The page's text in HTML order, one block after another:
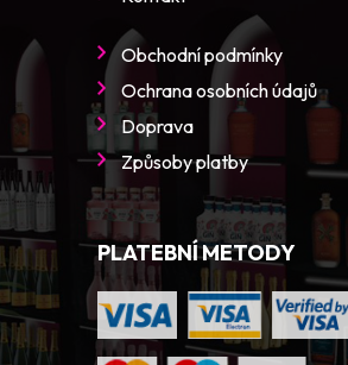
Obchodní podmínky
Ochrana osobních údajů
Doprava
Způsoby platby
PLATEBNÍ METODY